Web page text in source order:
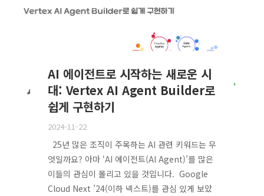
AI 에이전트로 시작하는 새로운 시
대: Vertex AI Agent Builder로
쉽게 구현하기
2024-11-22
25년 많은 조직이 주목하는 AI 관련 키워드는 무
엇일까요? 아마 ‘AI 에이전트(AI Agent)’를 많은
이들의 관심이 몰리고 있을 것입니다. Google
Cloud Next ’24(이하 넥스트)를 관심 있게 보았